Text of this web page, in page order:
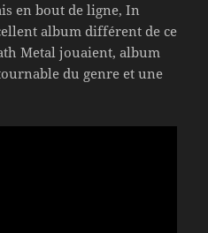
en bout de ligne, In
album différent de ce
Metal jouaient, album
du genre et une